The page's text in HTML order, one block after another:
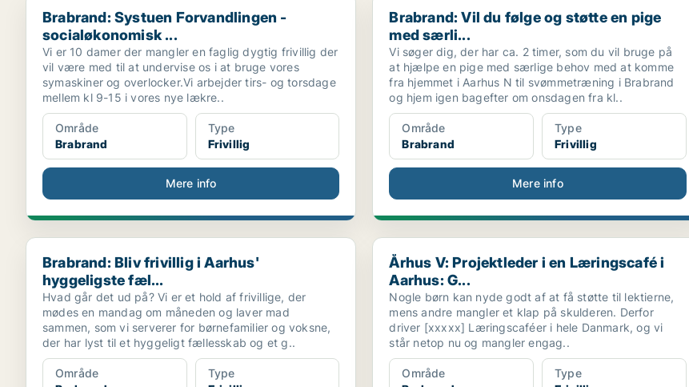
Brabrand: Systuen Forvandlingen -
socialøkonomisk ...
Vi er 10 damer der mangler en faglig dygtig frivillig der
vil være med til at undervise os i at bruge vores
symaskiner og overlocker.Vi arbejder tirs- og torsdage
mellem kl 9-15 i vores nye lækre..
Område
Brabrand
Type
Frivillig
Mere info
Brabrand: Vil du følge og støtte en pige
med særli...
Vi søger dig, der har ca. 2 timer, som du vil bruge på
at hjælpe en pige med særlige behov med at komme
fra hjemmet i Aarhus N til svømmetræning i Brabrand
og hjem igen bagefter om onsdagen fra kl..
Område
Brabrand
Type
Frivillig
Mere info
Brabrand: Bliv frivillig i Aarhus' hyggeligste fæl...
Brabrand: Bliv frivillig i Aarhus'
hyggeligste fæl...
Hvad går det ud på? Vi er et hold af frivillige, der
mødes en mandag om måneden og laver mad
sammen, som vi serverer for børnefamilier og voksne,
der har lyst til et hyggeligt fællesskab og et g..
Område
Type
Århus V: Projektleder i en Læringscafé i Aarhus: G...
Århus V: Projektleder i en Læringscafé i
Aarhus: G...
Nogle børn kan nyde godt af at få støtte til lektierne,
mens andre mangler et klap på skulderen. Derfor
driver [xxxxx] Læringscaféer i hele Danmark, og vi
står netop nu og mangler engag..
Område
Type